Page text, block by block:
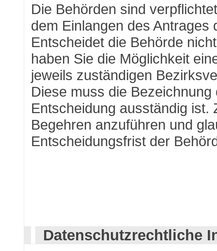
Die Behörden sind
dem Einlangen des
Entscheidet die Behörde
haben Sie die Möglichkeit
jeweils zuständigen
Diese muss die
Entscheidung ausständig ist.
Begehren anzuführen und
Entscheidungsfrist der
Datenschutzrechtliche